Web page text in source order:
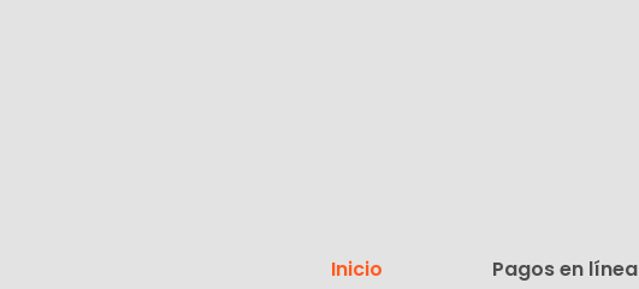
Inicio Pagos en línea